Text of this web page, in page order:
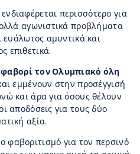
περισσότερο για
αγωνιστικά προβλήματα
ευάλωτος αμυντικά και
επιθετικά.
τον Ολυμπιακό όλη
εμμένουν στην προσέγγισή
και άρα για όσους θέλουν
αποδόσεις για τους δύο
αξία.
για τον περσινό